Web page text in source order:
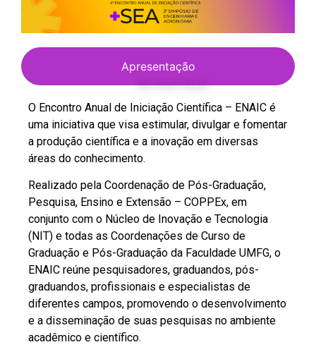
Apresentação
O Encontro Anual de Iniciação Científica – ENAIC é
uma iniciativa que visa estimular, divulgar e fomentar
a produção científica e a inovação em diversas
áreas do conhecimento.
Realizado pela Coordenação de Pós-Graduação,
Pesquisa, Ensino e Extensão – COPPEx, em
conjunto com o Núcleo de Inovação e Tecnologia
(NIT) e todas as Coordenações de Curso de
Graduação e Pós-Graduação da Faculdade UMFG, o
ENAIC reúne pesquisadores, graduandos, pós-
graduandos, profissionais e especialistas de
diferentes campos, promovendo o desenvolvimento
e a disseminação de suas pesquisas no ambiente
acadêmico e científico.